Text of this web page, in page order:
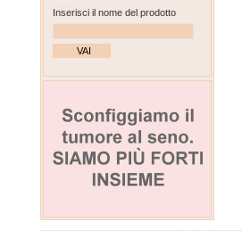
Inserisci il nome del prodotto